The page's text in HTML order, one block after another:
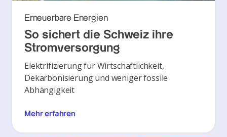
Erneuerbare Energien
So sichert die Schweiz ihre
Stromversorgung
Elektrifizierung für Wirtschaftlichkeit,
Dekarbonisierung und weniger fossile
Abhängigkeit
Mehr erfahren